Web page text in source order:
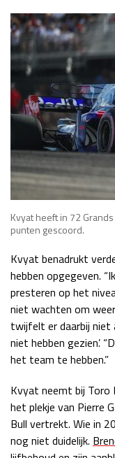
Kvyat heeft in 72
punten gescoord.
Kvyat benadrukt
hebben opgegeven.
presteren op het
niet wachten om
twijfelt er daarbij niet
niet hebben gezien’.
het team te hebben.”
Kvyat neemt bij
het plekje van Pierre
Bull vertrekt. Wie in
nog niet duidelijk.